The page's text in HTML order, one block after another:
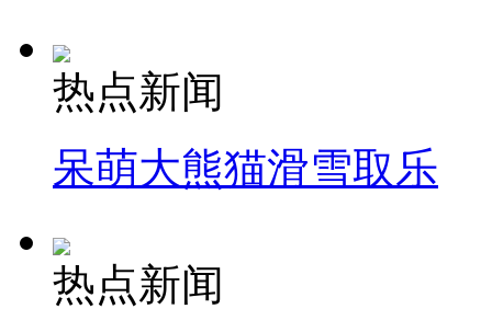
热点新闻
呆萌大熊猫滑雪取乐
热点新闻